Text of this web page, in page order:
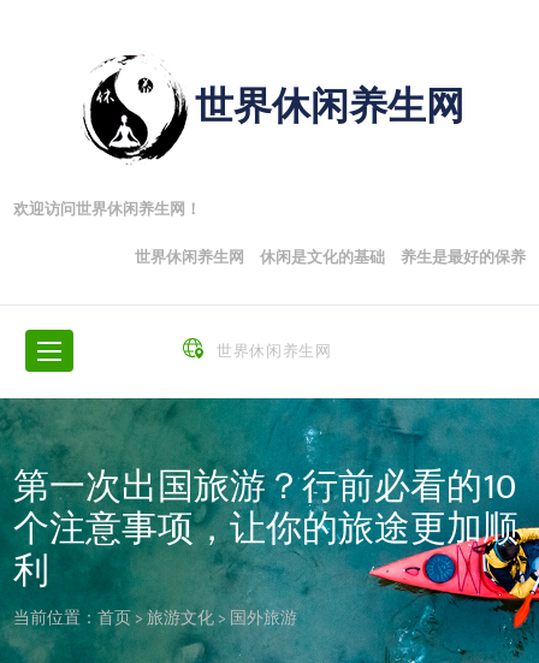
世界休闲养生网
欢迎访问世界休闲养生网！
世界休闲养生网 休闲是文化的基础 养生是最好的保养
世界休闲养生网
第一次出国旅游？行前必看的10
个注意事项，让你的旅途更加顺
利
当前位置：首页>旅游文化>国外旅游